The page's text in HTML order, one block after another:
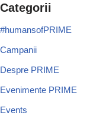
Categorii
#humansofPRIME
Campanii
Despre PRIME
Evenimente PRIME
Events